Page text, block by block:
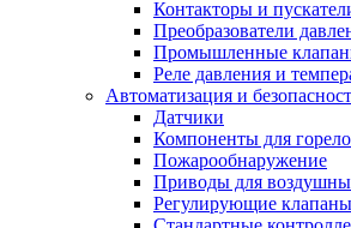
Контакторы и
Преобразователи
Промышленные
Реле давления и
Автоматизация и
Датчики
Компоненты для
Пожарообнаружение
Приводы для
Регулирующие